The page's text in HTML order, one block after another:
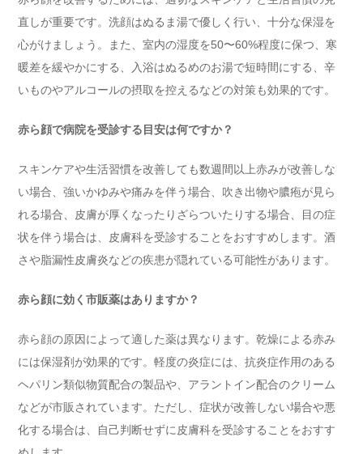
直しが重要です。洗顔はぬるま湯で優しく行い、十分な保湿を
心がけましょう。また、室内の湿度を50〜60%程度に保つ、寒
暖差を緩やかにする、入浴はぬるめのお湯で短時間にする、辛
いものやアルコールの摂取を控えるなどの対策も効果的です。
赤ら顔で病院を受診する目安は何ですか？
スキンケアや生活習慣を改善しても数週間以上赤みが改善しな
い場合、強いかゆみや痛みを伴う場合、吹き出物や膿疱が見ら
れる場合、皮膚が厚くなったりざらついたりする場合、目の症
状を伴う場合は、皮膚科を受診することをおすすめします。酒
さや脂漏性皮膚炎などの疾患が隠れている可能性があります。
赤ら顔に効く市販薬はありますか？
赤ら顔の原因によって適した薬は異なります。乾燥による赤み
には保湿剤が効果的です。軽度の炎症には、抗炎症作用のある
ヘパリン類似物質配合の製品や、アラントイン配合のクリーム
などが市販されています。ただし、症状が改善しない場合や悪
化する場合は、自己判断せずに皮膚科を受診することをおすす